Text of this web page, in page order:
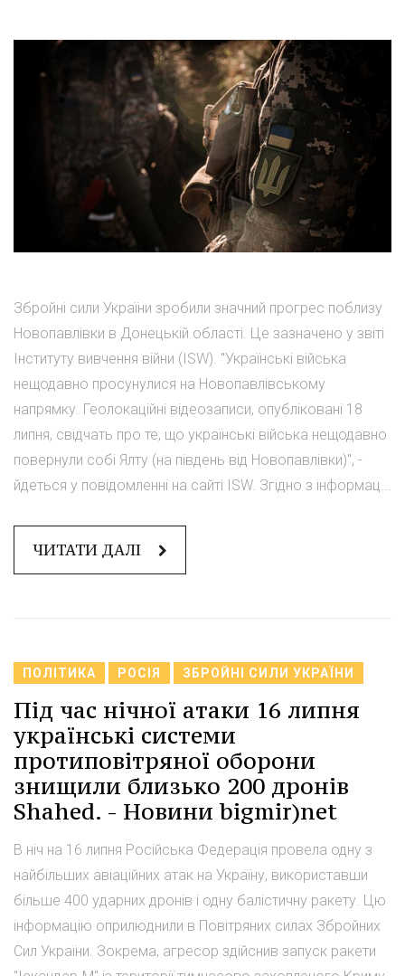
Збройні сили України зробили значний прогрес поблизу
Новопавлівки в Донецькій області. Це зазначено у звіті
Інституту вивчення війни (ISW). "Українські війська
нещодавно просунулися на Новопавлівському
напрямку. Геолокаційні відеозаписи, опубліковані 18
липня, свідчать про те, що українські війська нещодавно
повернули собі Ялту (на південь від Новопавлівки)", -
йдеться у повідомленні на сайті ISW. Згідно з інформац...
ЧИТАТИ ДАЛІ
ПОЛІТИКА РОСІЯ ЗБРОЙНІ СИЛИ УКРАЇНИ
Під час нічної атаки 16 липня
українські системи
протиповітряної оборони
знищили близько 200 дронів
Shahed. - Новини bigmir)net
В ніч на 16 липня Російська Федерація провела одну з
найбільших авіаційних атак на Україну, використавши
більше 400 ударних дронів і одну балістичну ракету. Цю
інформацію оприлюднили в Повітряних силах Збройних
Сил України. Зокрема, агресор здійснив запуск ракети